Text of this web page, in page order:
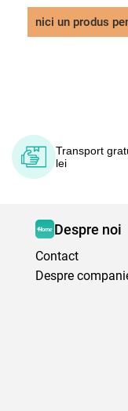
nici un produs
Transport
lei
Despre noi
Contact
Despre